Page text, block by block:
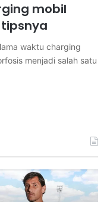
mobil
waktu charging
menjadi salah satu